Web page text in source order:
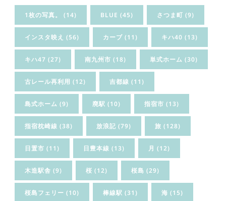
1枚の写真。 (14) BLUE (45) さつま町 (9)
インスタ映え (56) カーブ (11) キハ40 (13)
キハ47 (27) 南九州市 (18) 単式ホーム (30)
古レール再利用 (12) 吉都線 (11)
島式ホーム (9) 廃駅 (10) 指宿市 (13)
指宿枕崎線 (38) 放浪記 (79) 旅 (128)
日置市 (11) 日豊本線 (13) 月 (12)
木造駅舎 (9) 桜 (12) 桜島 (29)
桜島フェリー (10) 棒線駅 (31) 海 (15)